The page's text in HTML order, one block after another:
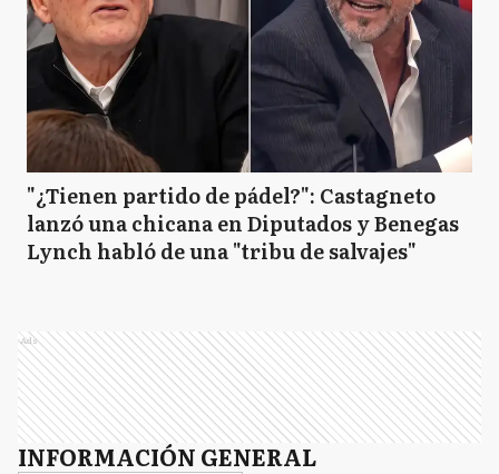
"¿Tienen partido de pádel?": Castagneto
lanzó una chicana en Diputados y Benegas
Lynch habló de una "tribu de salvajes"
Ads
INFORMACIÓN GENERAL